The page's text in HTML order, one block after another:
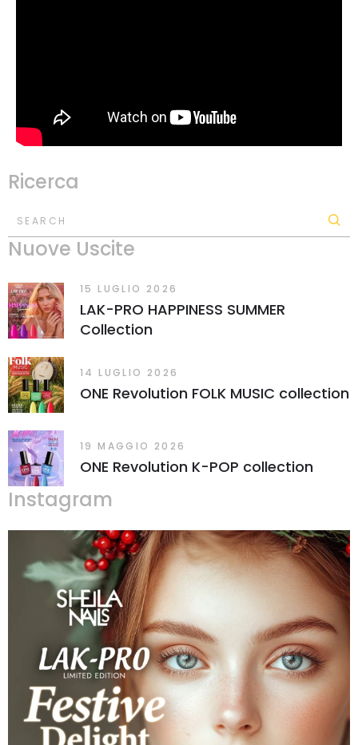
Ricerca
SEARCH
Nuove Uscite
15 LUGLIO 2026
LAK-PRO HAPPINESS SUMMER
Collection
14 LUGLIO 2026
ONE Revolution FOLK MUSIC collection
19 MAGGIO 2026
ONE Revolution K-POP collection
Instagram